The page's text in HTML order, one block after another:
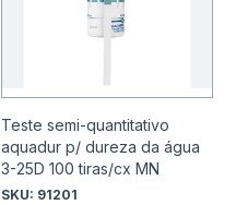
Teste semi-quantitativo
aquadur p/ dureza da água
3-25D 100 tiras/cx MN
SKU: 91201